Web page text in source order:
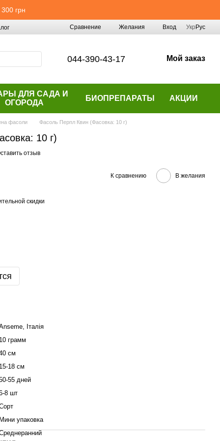
грн
Сравнение Желания Вход УкрРус
044-390-43-17 Мой заказ
ДЛЯ САДА И
ОГОРОДА
БИОПРЕПАРАТЫ АКЦИИ
фасоли Фасоль Перпл Квин (Фасовка: 10 г)
10 г)
отзыв
К сравнению В желания
скидки
Італія
грамм
см
18 см
55 дней
8 шт
упаковка